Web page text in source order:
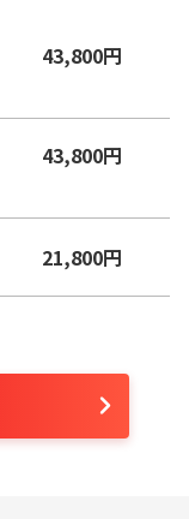
43,800円
43,800円
21,800円